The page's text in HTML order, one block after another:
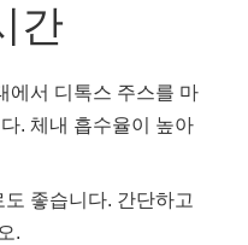
간
에서 디톡스 주스를 마
. 체내 흡수율이 높아
좋습니다. 간단하고
.